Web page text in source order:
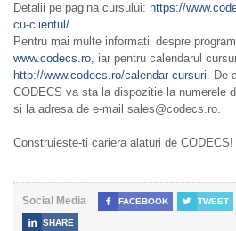
Detalii pe pagina cursului: https://
cu-clientul/
Pentru mai multe informatii despre
www.codecs.ro, iar pentru calendarul
http://www.codecs.ro/calendar-cursuri. De
CODECS va sta la dispozitie la numerele
si la adresa de e-mail sales@codecs.ro.
Construieste-ti cariera alaturi de CODECS!
Social Media  FACEBOOK  TWEET
 SHARE